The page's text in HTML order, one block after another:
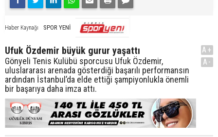
Haber Kaynağı SPOR YENİ
Ufuk Özdemir büyük gurur yaşattı
Gönyeli Tenis Kulübü sporcusu Ufuk Özdemir,
uluslararası arenada gösterdiği başarılı performansın
ardından İstanbul’da elde ettiği şampiyonlukla önemli
bir başarıya daha imza attı.
A+
A-